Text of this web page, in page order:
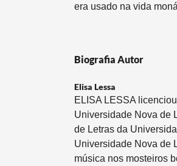
era usado na vida
Biografia Autor
Elisa Lessa
ELISA LESSA
Universidade Nova de
de Letras da
Universidade Nova de
música nos mosteiros